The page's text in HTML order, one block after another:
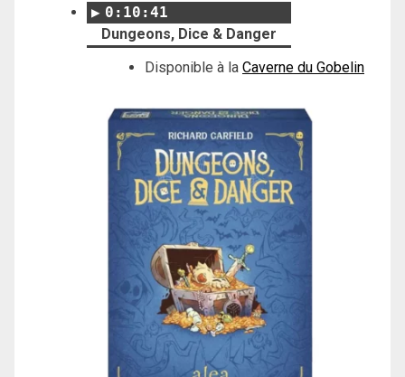
0:10:41
Dungeons, Dice & Danger
Disponible à la Caverne du Gobelin